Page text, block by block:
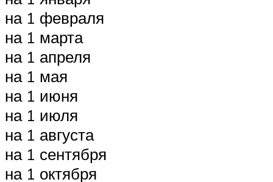
на 1 февраля
на 1 марта
на 1 апреля
на 1 мая
на 1 июня
на 1 июля
на 1 августа
на 1 сентября
на 1 октября